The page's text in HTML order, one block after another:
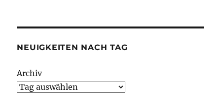
NEUIGKEITEN NACH TAG
Archiv